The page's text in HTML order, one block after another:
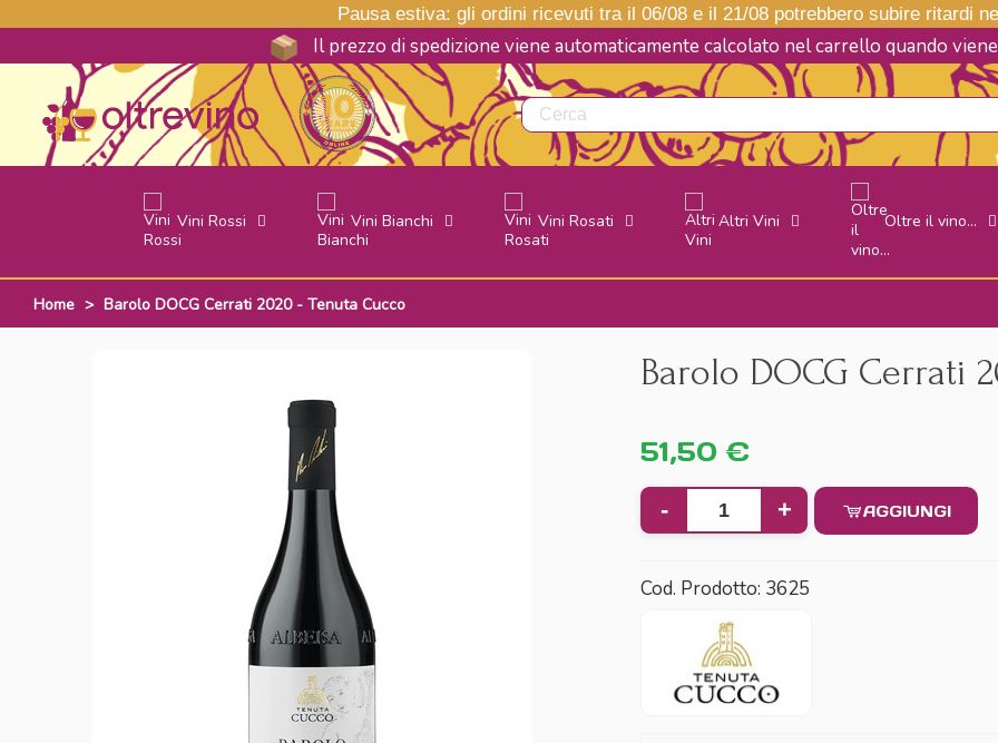
Pausa estiva: gli ordini ricevuti tra il 06/08 e il 21/08 potrebbero subire ritardi
Il prezzo di spedizione viene automaticamente calcolato nel carrello quando
Vini Rossi Vini Bianchi Vini Rosati Altri Vini Oltre il vino...
Home > Barolo DOCG Cerrati 2020 - Tenuta Cucco
Barolo DOCG Cerrati
51,50 €
- + AGGIUNGI
Cod. Prodotto: 3625